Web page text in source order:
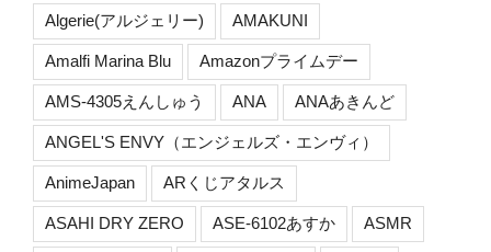
Algerie(アルジェリー) AMAKUNI
Amalfi Marina Blu Amazonプライムデー
AMS-4305えんしゅう ANA ANAあきんど
ANGEL'S ENVY（エンジェルズ・エンヴィ）
AnimeJapan ARくじアタルス
ASAHI DRY ZERO ASE-6102あすか ASMR